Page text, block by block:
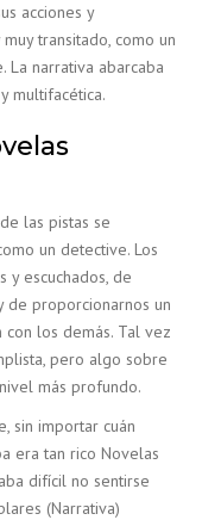
acciones y
transitado, como un
narrativa abarcaba
multifacética.
las pistas se
un detective. Los
escuchados, de
de proporcionarnos un
los demás. Tal vez
pero algo sobre
más profundo.
sin importar cuán
era tan rico Novelas
difícil no sentirse
(Narrativa)